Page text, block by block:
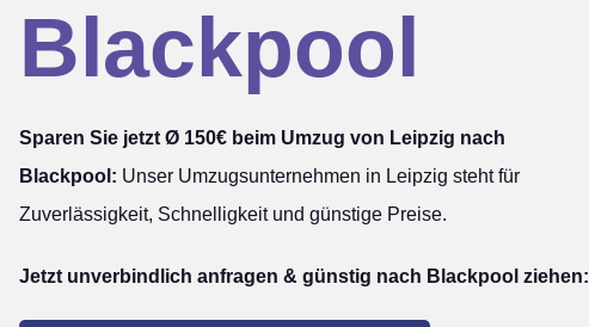
Blackpool
Sparen Sie jetzt Ø 150€ beim Umzug von Leipzig nach
Blackpool: Unser Umzugsunternehmen in Leipzig steht für
Zuverlässigkeit, Schnelligkeit und günstige Preise.
Jetzt unverbindlich anfragen & günstig nach Blackpool ziehen: